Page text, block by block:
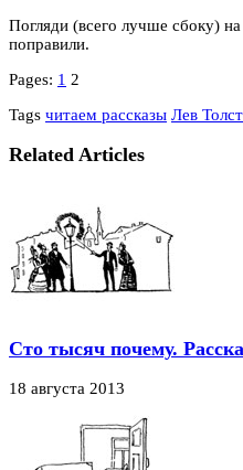
Погляди (всего лучше сбоку)
поправили.
Pages: 1 2
Tags читаем рассказы Лев
Related Articles
Сто тысяч почему.
18 августа 2013